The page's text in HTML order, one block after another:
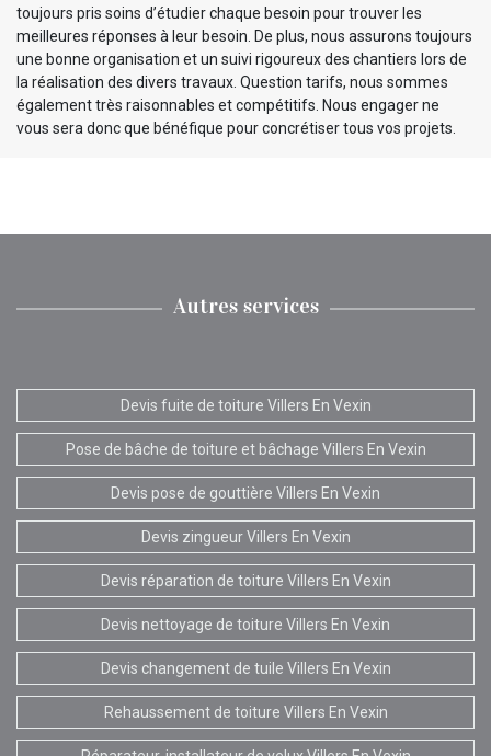
toujours pris soins d’étudier chaque besoin pour trouver les
meilleures réponses à leur besoin. De plus, nous assurons toujours
une bonne organisation et un suivi rigoureux des chantiers lors de
la réalisation des divers travaux. Question tarifs, nous sommes
également très raisonnables et compétitifs. Nous engager ne
vous sera donc que bénéfique pour concrétiser tous vos projets.
Autres services
Devis fuite de toiture Villers En Vexin
Pose de bâche de toiture et bâchage Villers En Vexin
Devis pose de gouttière Villers En Vexin
Devis zingueur Villers En Vexin
Devis réparation de toiture Villers En Vexin
Devis nettoyage de toiture Villers En Vexin
Devis changement de tuile Villers En Vexin
Rehaussement de toiture Villers En Vexin